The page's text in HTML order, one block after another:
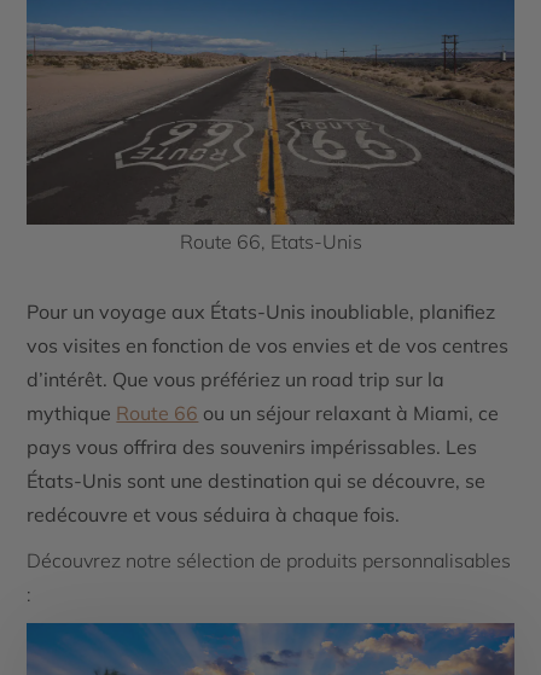
Route 66, Etats-Unis
Pour un voyage aux États-Unis inoubliable, planifiez
vos visites en fonction de vos envies et de vos centres
d’intérêt. Que vous préfériez un road trip sur la
mythique Route 66 ou un séjour relaxant à Miami, ce
pays vous offrira des souvenirs impérissables. Les
États-Unis sont une destination qui se découvre, se
redécouvre et vous séduira à chaque fois.
Découvrez notre sélection de produits personnalisables
: